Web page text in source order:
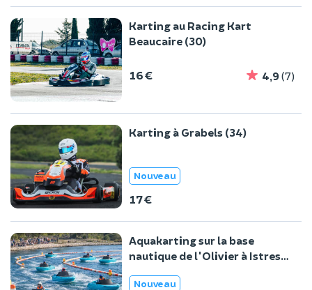
Karting au Racing Kart
Beaucaire (30)
16 € 4,9(7)
Karting à Grabels (34)
Nouveau
17 €
Aquakarting sur la base
nautique de l'Olivier à Istres
Nouveau